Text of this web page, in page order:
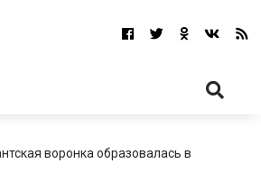
воронка образовалась в